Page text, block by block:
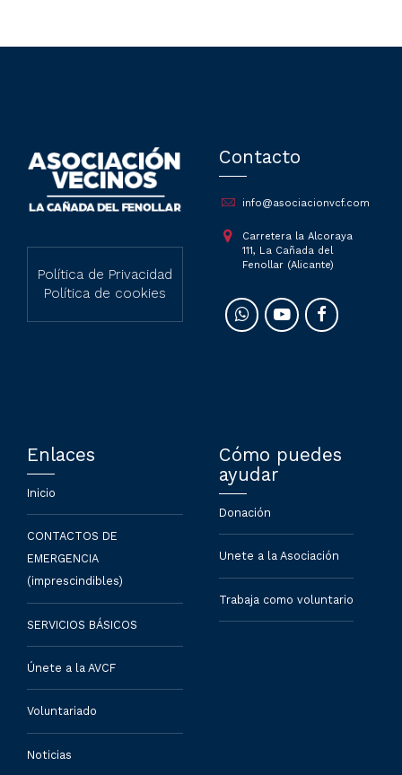
Política de Privacidad
Política de cookies
Contacto
info@asociacionvcf.com
Carretera la Alcoraya
111, La Cañada del
Fenollar (Alicante)
Enlaces
Inicio
CONTACTOS DE
EMERGENCIA
(imprescindibles)
SERVICIOS BÁSICOS
Únete a la AVCF
Voluntariado
Noticias
Cómo puedes
ayudar
Donación
Unete a la Asociación
Trabaja como voluntario